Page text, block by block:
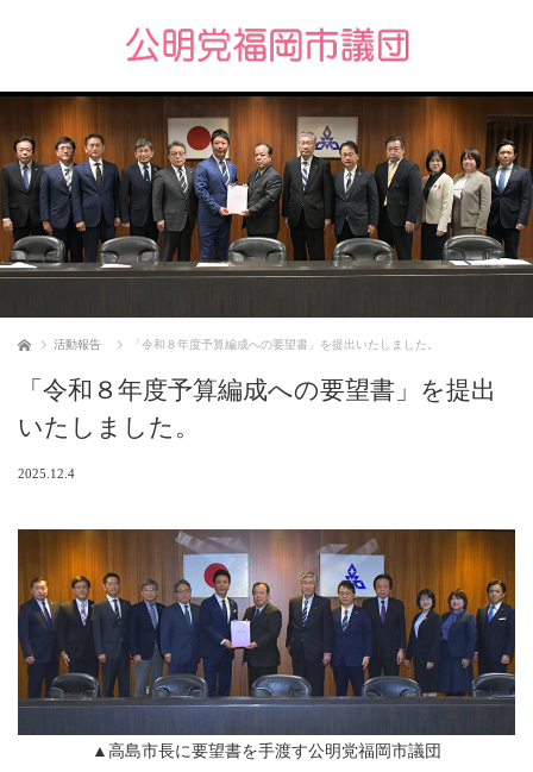
ホーム 活動報告 「令和８年度予算編成への要望書」を提出いたしました。
「令和８年度予算編成への要望書」を提出
いたしました。
2025.12.4
▲高島市長に要望書を手渡す公明党福岡市議団